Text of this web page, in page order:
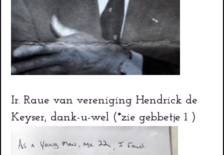
Ir. Raue van vereniging Hendrick de
Keyser, dank-u-wel (*zie gebbetje 1 )